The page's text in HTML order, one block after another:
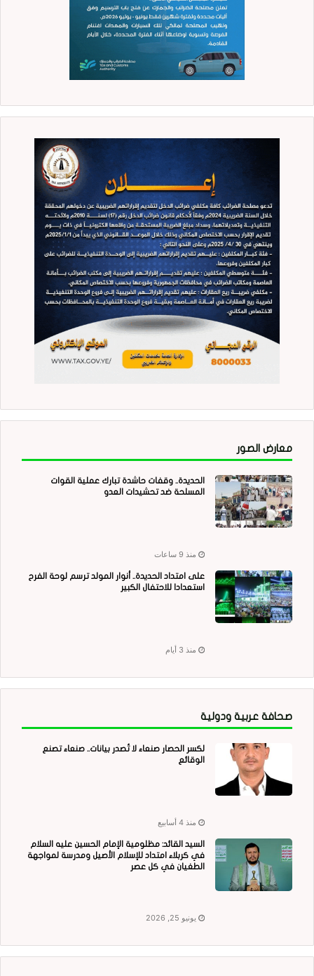
معارض الصور
الحديدة.. وقفات حاشدة تبارك عملية القوات
المسلحة ضد تحشيدات العدو
منذ 9 ساعات
على امتداد الحديدة.. أنوار المولد ترسم لوحة الفرح
استعدادا للاحتفال الكبير
منذ 3 أيام
صحافة عربية ودولية
لكسر الحصار صنعاء لا تُصدر بيانات.. صنعاء تصنع
الوقائع
منذ 4 أسابيع
السيد القائد: مظلومية الإمام الحسين عليه السلام
في كربلاء امتداد للإسلام الأصيل ومدرسة لمواجهة
الطغيان في كل عصر
يونيو 25, 2026